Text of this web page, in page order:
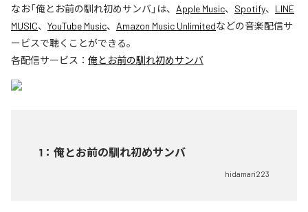
なお「俺とお前の馴れ初めサンバ」は、 Apple Music、 Spotify、 LINE
MUSIC、 YouTube Music、 Amazon Music Unlimitedなどの音楽配信サ
ービスで聴くことができる。
各配信サービス： 俺とお前の馴れ初めサンバ
1 ： 俺とお前の馴れ初めサンバ
hidamari223